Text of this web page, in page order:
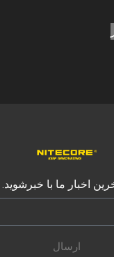
اخبار ما با خبرشوید.
ارسال